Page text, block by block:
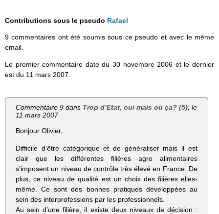
Contributions sous le pseudo Rafael
9 commentaires ont été soumis sous ce pseudo et avec le même
email.
Le premier commentaire date du 30 novembre 2006 et le dernier
est du 11 mars 2007.
Commentaire 9 dans Trop d’Etat, oui mais où ça? (5), le
11 mars 2007
Bonjour Olivier,
Difficile d’être catégorique et de généraliser mais il est
clair que les différentes filières agro alimentaires
s’imposent un niveau de contrôle très élevé en France. De
plus, ce niveau de qualité est un choix des filières elles-
même. Ce sont des bonnes pratiques développées au
sein des interprofessions par les professionnels.
Au sein d’une filière, il existe deux niveaux de décision :